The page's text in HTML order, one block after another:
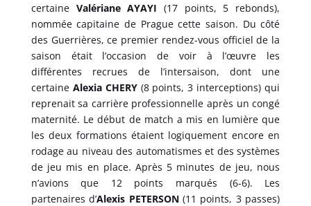
certaine Valériane AYAYI (17 points, 5 rebonds),
nommée capitaine de Prague cette saison. Du côté
des Guerrières, ce premier rendez-vous officiel de la
saison était l’occasion de voir à l’œuvre les
différentes recrues de l’intersaison, dont une
certaine Alexia CHERY(8 points, 3 interceptions) qui
reprenait sa carrière professionnelle après un congé
maternité. Le début de match a mis en lumière que
les deux formations étaient logiquement encore en
rodage au niveau des automatismes et des systèmes
de jeu mis en place. Après 5 minutes de jeu, nous
n’avions que 12 points marqués (6-6). Les
partenaires d’Alexis PETERSON(11 points, 3 passes)